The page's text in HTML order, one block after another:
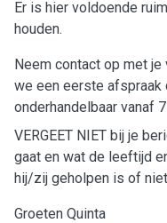
Er is hier voldoende
houden.
Neem contact op met je
we een eerste afspraak
onderhandelbaar vanaf
VERGEET NIET bij je
gaat en wat de leeftijd
hij/zij geholpen is of
Groeten Quinta